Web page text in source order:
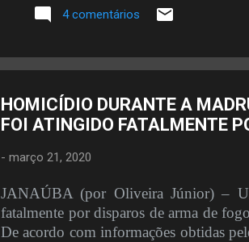
4 comentários
HOMICÍDIO DURANTE A
FOI ATINGIDO FATALMENTE
- março 21, 2020
JANAÚBA (por Oliveira Júnior) –
fatalmente por disparos de arma de
De acordo com informações obtidas